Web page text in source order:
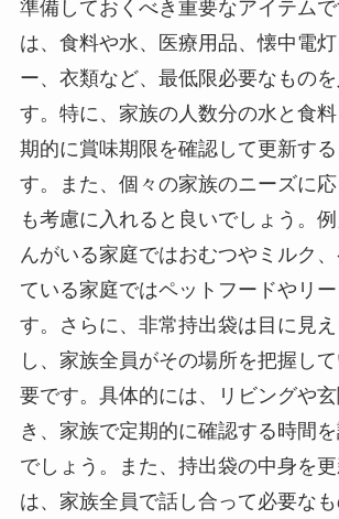
準備しておくべき重要なアイテム
は、食料や水、医療用品、懐中電
ー、衣類など、最低限必要なもの
す。特に、家族の人数分の水と食
期的に賞味期限を確認して更新す
す。また、個々の家族のニーズに
も考慮に入れると良いでしょう。
んがいる家庭ではおむつやミルク
ている家庭ではペットフードやリ
す。さらに、非常持出袋は目に見
し、家族全員がその場所を把握し
要です。具体的には、リビングや
き、家族で定期的に確認する時間
でしょう。また、持出袋の中身を
は、家族全員で話し合って必要な